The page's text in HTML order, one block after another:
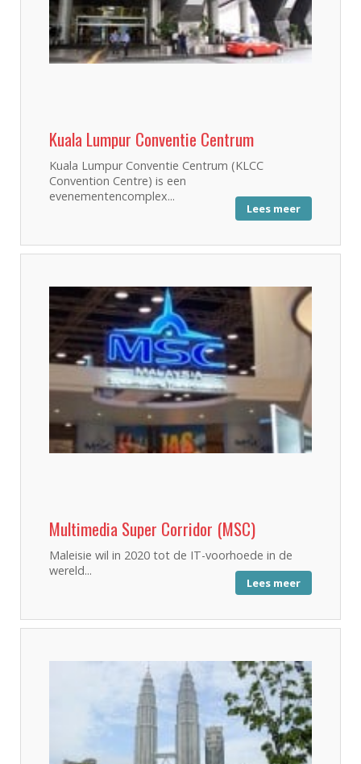
Kuala Lumpur Conventie Centrum
Kuala Lumpur Conventie Centrum (KLCC
Convention Centre) is een
evenementencomplex...
Lees meer
Multimedia Super Corridor (MSC)
Maleisie wil in 2020 tot de IT-voorhoede in de
wereld...
Lees meer